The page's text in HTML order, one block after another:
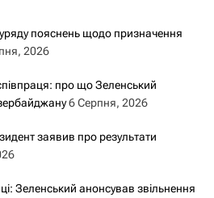
пояснень щодо призначення
2026
про що Зеленський
6 Серпня, 2026
заявив про результати
Зеленський анонсував звільнення